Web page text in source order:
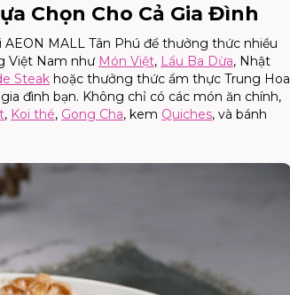
Chọn Cho Cả Gia Đình
MALL Tân Phú để thưởng thức nhiều
Việt Nam như Món Việt, Lẩu Ba Dừa, Nhật
Steak hoặc thưởng thức ẩm thực Trung Hoa
đình bạn. Không chỉ có các món ăn chính,
, Koi thé, Gong Cha, kem Quiches, và bánh